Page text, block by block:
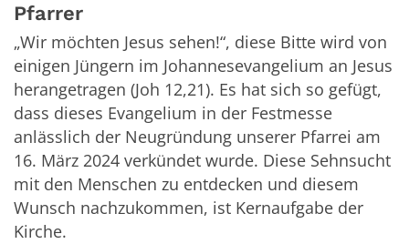
Pfarrer
„Wir möchten Jesus sehen!“, diese Bitte wird von
einigen Jüngern im Johannesevangelium an Jesus
herangetragen (Joh 12,21). Es hat sich so gefügt,
dass dieses Evangelium in der Festmesse
anlässlich der Neugründung unserer Pfarrei am
16. März 2024 verkündet wurde. Diese Sehnsucht
mit den Menschen zu entdecken und diesem
Wunsch nachzukommen, ist Kernaufgabe der
Kirche.